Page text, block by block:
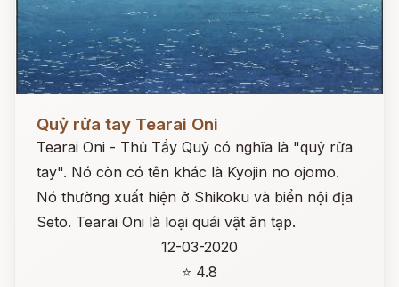
Quỷ rửa tay Tearai Oni
Tearai Oni - Thủ Tẩy Quỷ có nghĩa là "quỷ rửa
tay". Nó còn có tên khác là Kyojin no ojomo.
Nó thường xuất hiện ở Shikoku và biển nội địa
Seto. Tearai Oni là loại quái vật ăn tạp.
12-03-2020
⭐ 4.8